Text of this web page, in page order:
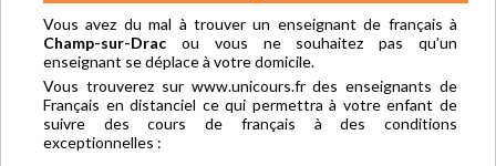
Vous avez du mal à trouver un enseignant de français à
Champ-sur-Drac ou vous ne souhaitez pas qu’un
enseignant se déplace à votre domicile.
Vous trouverez sur www.unicours.fr des enseignants de
Français en distanciel ce qui permettra à votre enfant de
suivre des cours de français à des conditions
exceptionnelles :